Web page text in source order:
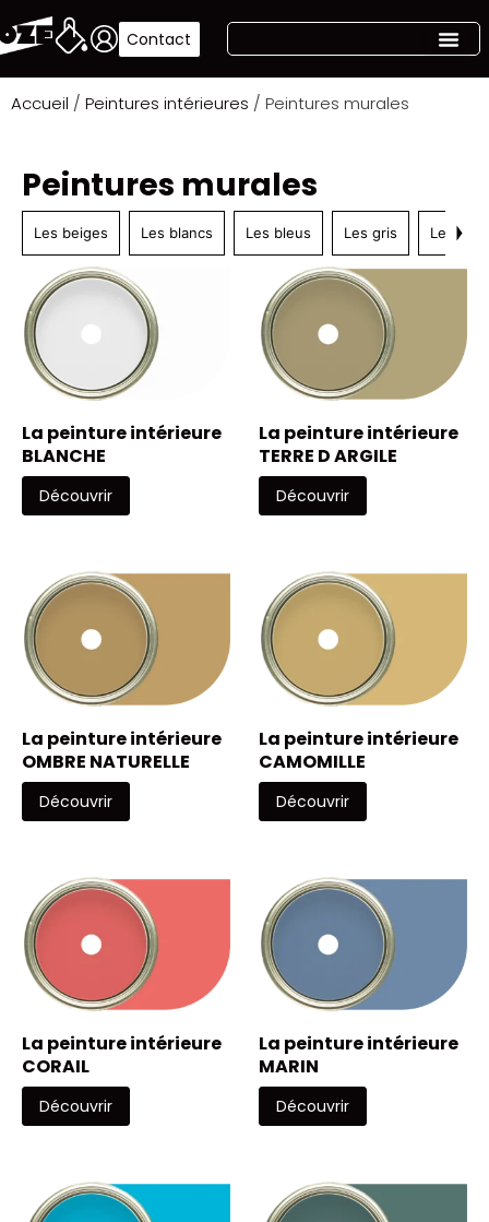
Contact
Accueil / Peintures intérieures / Peintures murales
Peintures murales
Les beiges Les blancs Les bleus Les gris Les
La peinture intérieure
BLANCHE
Découvrir
La peinture intérieure
TERRE D ARGILE
Découvrir
La peinture intérieure
OMBRE NATURELLE
Découvrir
La peinture intérieure
CAMOMILLE
Découvrir
La peinture intérieure
CORAIL
Découvrir
La peinture intérieure
MARIN
Découvrir